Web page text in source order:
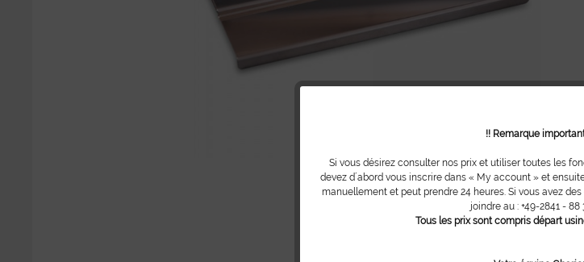
!! Remarque
Si vous désirez consulter nos prix et utiliser toutes les
devez d´abord vous inscrire dans « My account » et
manuellement et peut prendre 24 heures. Si vous avez
joindre au : +49-2841 - 88
Tous les prix sont compris départ